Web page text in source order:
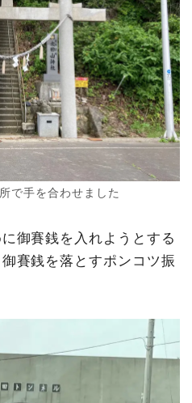
で手を合わせました
御賽銭を入れようとする
賽銭を落とすポンコツ振